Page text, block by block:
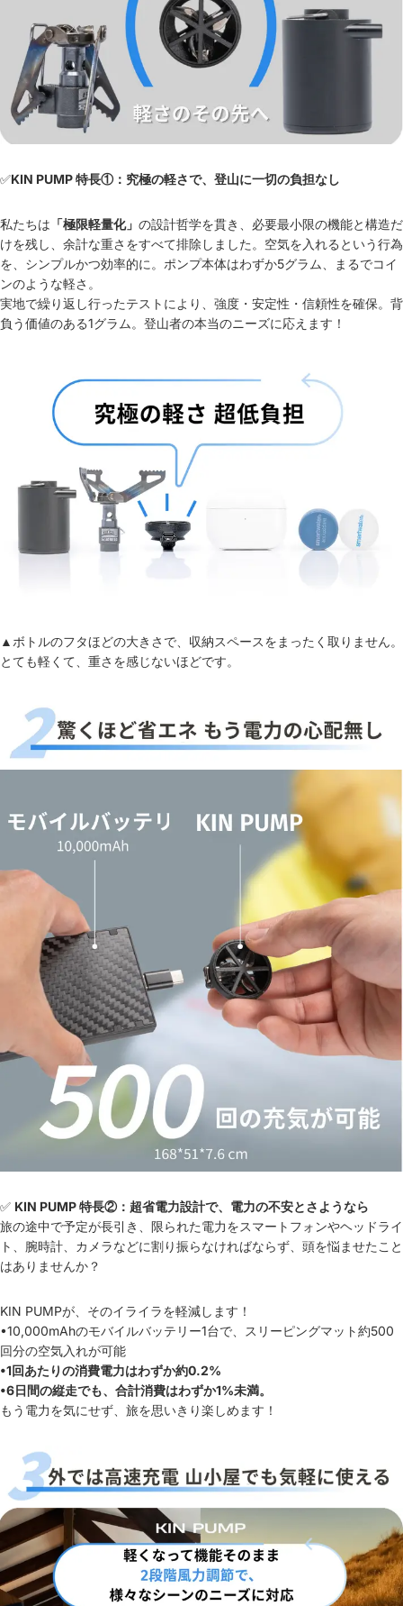
✅KIN PUMP 特長①：究極の軽さで、登山に一切の負担なし
私たちは 「極限軽量化」 の設計哲学を貫き、必要最小限の機能と構造だ
けを残し、余計な重さをすべて排除しました。空気を入れるという行為
を、シンプルかつ効率的に。ポンプ本体はわずか5グラム、まるでコイ
ンのような軽さ。
実地で繰り返し行ったテストにより、強度・安定性・信頼性を確保。背
負う価値のある1グラム。登山者の本当のニーズに応えます！
▲ボトルのフタほどの大きさで、収納スペースをまったく取りません。
とても軽くて、重さを感じないほどです。
✅ KIN PUMP 特長②：超省電力設計で、電力の不安とさようなら
旅の途中で予定が長引き、限られた電力をスマートフォンやヘッドライ
ト、腕時計、カメラなどに割り振らなければならず、頭を悩ませたこと
はありませんか？
KIN PUMPが、そのイライラを軽減します！
•10,000mAhのモバイルバッテリー1台で、スリーピングマット約500
回分の空気入れが可能
•1回あたりの消費電力はわずか約0.2%
•6日間の縦走でも、合計消費はわずか1%未満。
もう電力を気にせず、旅を思いきり楽しめます！